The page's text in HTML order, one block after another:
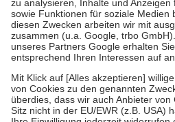
Bei Heilmitteln und häuslicher
Zuzahlung zehn Prozent der Kosten
Verordnung.
Um das Engagement der Versicherten
stärken und die besondere Stellung
fallenkeine Zuzahlungenan bei:
• Kindern und Jugendlichen bis zum
mit Ausnahme der Fahrkosten